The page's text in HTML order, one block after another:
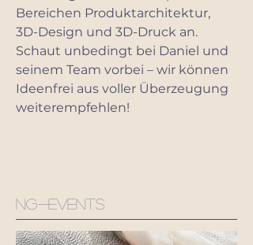
Bereichen Produktarchitektur,
3D-Design und 3D-Druck an.
Schaut unbedingt bei Daniel und
seinem Team vorbei – wir können
Ideenfrei aus voller Überzeugung
weiterempfehlen!
NG-Events